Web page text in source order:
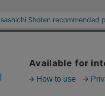
リシー